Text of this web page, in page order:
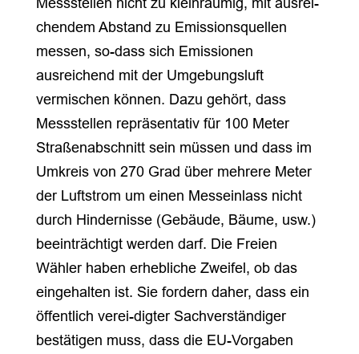
chendem Abstand zu Emissionsquellen
messen, so-dass sich Emissionen
ausreichend mit der Umgebungsluft
vermischen können. Dazu gehört, dass
Messstellen repräsentativ für 100 Meter
Straßenabschnitt sein müssen und dass im
Umkreis von 270 Grad über mehrere Meter
der Luftstrom um einen Messeinlass nicht
durch Hindernisse (Gebäude, Bäume, usw.)
beeinträchtigt werden darf. Die Freien
Wähler haben erhebliche Zweifel, ob das
eingehalten ist. Sie fordern daher, dass ein
öffentlich verei-digter Sachverständiger
bestätigen muss, dass die EU-Vorgaben